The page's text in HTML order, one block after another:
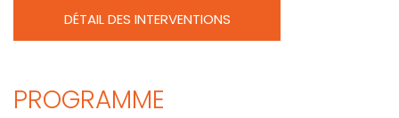
DÉTAIL DES INTERVENTIONS
PROGRAMME